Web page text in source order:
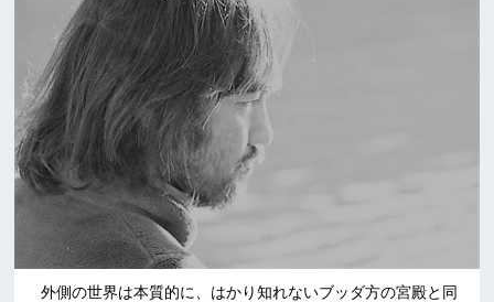
外側の世界は本質的に、はかり知れないブッダ方の宮殿と同